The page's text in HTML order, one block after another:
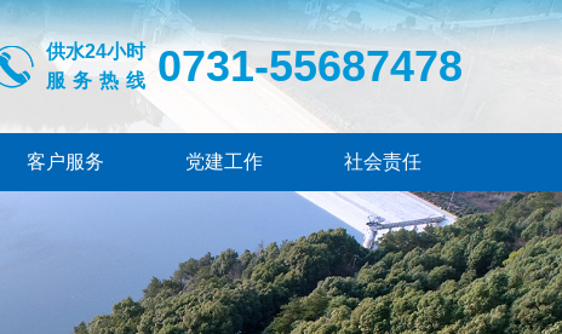
供水24小时
服务热线
0731-55687478
客户服务 党建工作 社会责任